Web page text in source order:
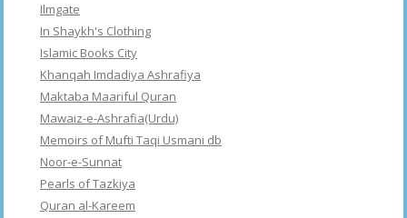
Ilmgate
In Shaykh's Clothing
Islamic Books City
Khanqah Imdadiya Ashrafiya
Maktaba Maariful Quran
Mawaiz-e-Ashrafia(Urdu)
Memoirs of Mufti Taqi Usmani db
Noor-e-Sunnat
Pearls of Tazkiya
Quran al-Kareem